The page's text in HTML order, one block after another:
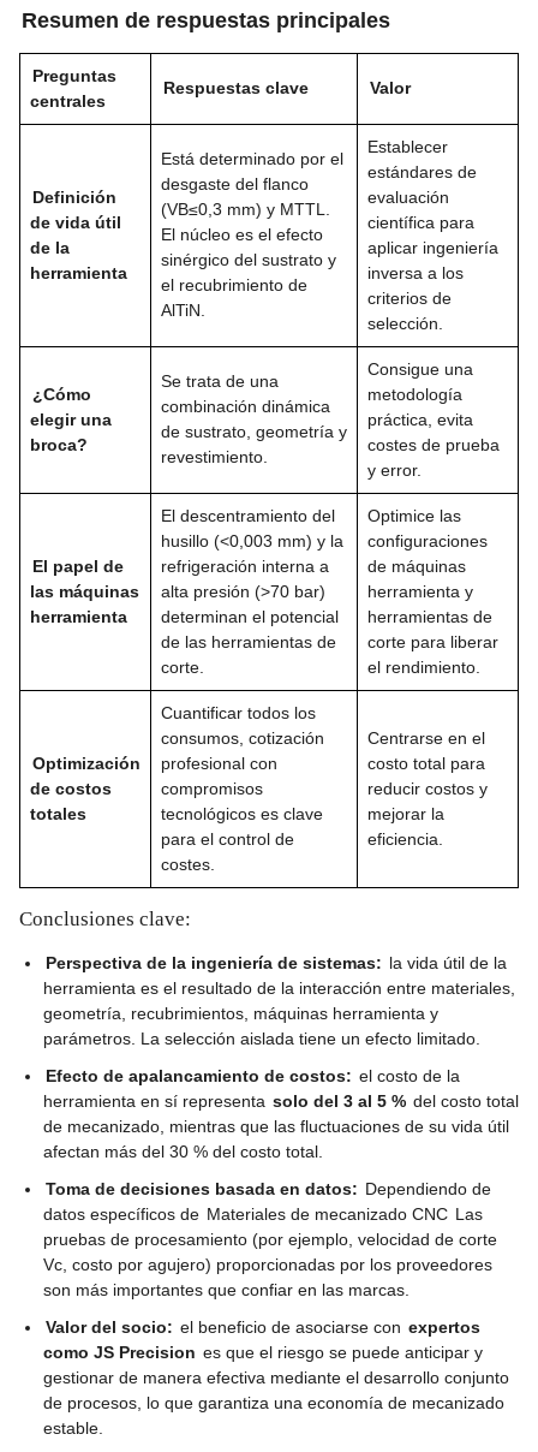
Resumen de respuestas principales
Preguntas
centrales
Respuestas clave Valor
Definición
de vida útil
de la
herramienta
Está determinado por el
desgaste del flanco
(VB≤0,3 mm) y MTTL.
El núcleo es el efecto
sinérgico del sustrato y
el recubrimiento de
AlTiN.
Establecer
estándares de
evaluación
científica para
aplicar ingeniería
inversa a los
criterios de
selección.
¿Cómo
elegir una
broca?
Se trata de una
combinación dinámica
de sustrato, geometría y
revestimiento.
Consigue una
metodología
práctica, evita
costes de prueba
y error.
El papel de
las máquinas
herramienta
El descentramiento del
husillo (<0,003 mm) y la
refrigeración interna a
alta presión (>70 bar)
determinan el potencial
de las herramientas de
corte.
Optimice las
configuraciones
de máquinas
herramienta y
herramientas de
corte para liberar
el rendimiento.
Optimización
de costos
totales
Cuantificar todos los
consumos, cotización
profesional con
compromisos
tecnológicos es clave
para el control de
costes.
Centrarse en el
costo total para
reducir costos y
mejorar la
eficiencia.
Conclusiones clave:
Perspectiva de la ingeniería de sistemas: la vida útil de la
herramienta es el resultado de la interacción entre materiales,
geometría, recubrimientos, máquinas herramienta y
parámetros. La selección aislada tiene un efecto limitado.
Efecto de apalancamiento de costos: el costo de la
herramienta en sí representa solo del 3 al 5 % del costo total
de mecanizado, mientras que las fluctuaciones de su vida útil
afectan más del 30 % del costo total.
Toma de decisiones basada en datos: Dependiendo de
datos específicos de Materiales de mecanizado CNC Las
pruebas de procesamiento (por ejemplo, velocidad de corte
Vc, costo por agujero) proporcionadas por los proveedores
son más importantes que confiar en las marcas.
Valor del socio: el beneficio de asociarse con expertos
como JS Precision es que el riesgo se puede anticipar y
gestionar de manera efectiva mediante el desarrollo conjunto
de procesos, lo que garantiza una economía de mecanizado
estable.